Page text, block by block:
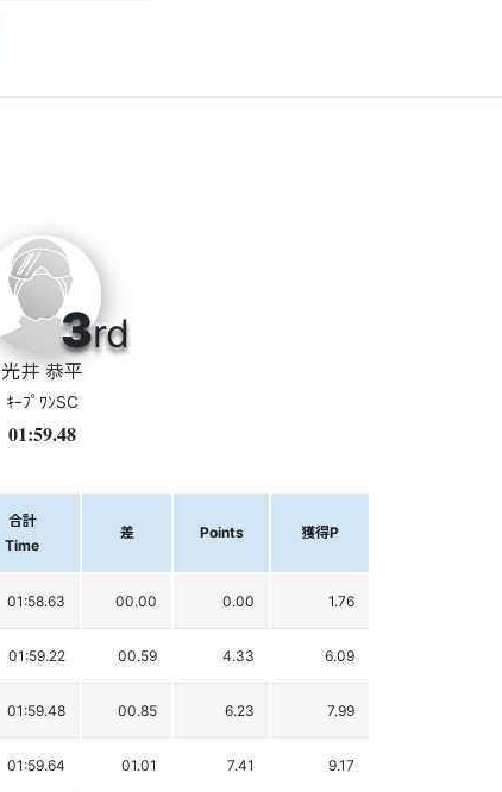
3rd
光井 恭平
ｷｰﾌﾟﾜﾝSC
01:59.48
合計
Time
差 Points 獲得P
01:58.63 00.00 0.00 1.76
01:59.22 00.59 4.33 6.09
01:59.48 00.85 6.23 7.99
01:59.64 01.01 7.41 9.17